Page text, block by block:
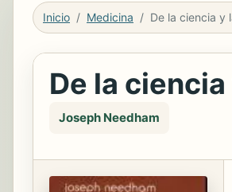
Inicio Medicina
De la
Joseph Needham